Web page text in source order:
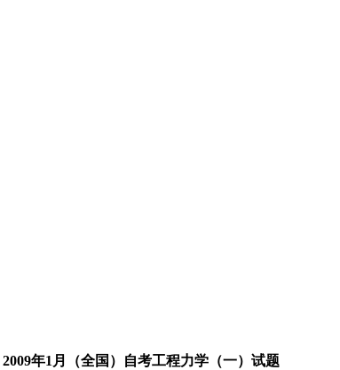
2009年1月（全国 ） 自考工程力学（一）试题